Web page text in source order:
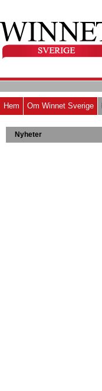
Hem Om Winnet Sverige
Nyheter